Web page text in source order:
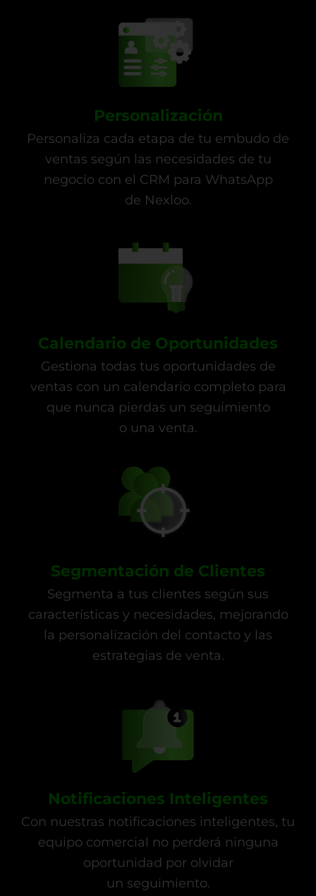
Personalización
Personaliza cada etapa de tu embudo de
ventas según las necesidades de tu
negocio con el CRM para WhatsApp
de Nexloo.
Calendario de Oportunidades
Gestiona todas tus oportunidades de
ventas con un calendario completo para
que nunca pierdas un seguimiento
o una venta.
Segmentación de Clientes
Segmenta a tus clientes según sus
características y necesidades, mejorando
la personalización del contacto y las
estrategias de venta.
Notificaciones Inteligentes
Con nuestras notificaciones inteligentes, tu
equipo comercial no perderá ninguna
oportunidad por olvidar
un seguimiento.